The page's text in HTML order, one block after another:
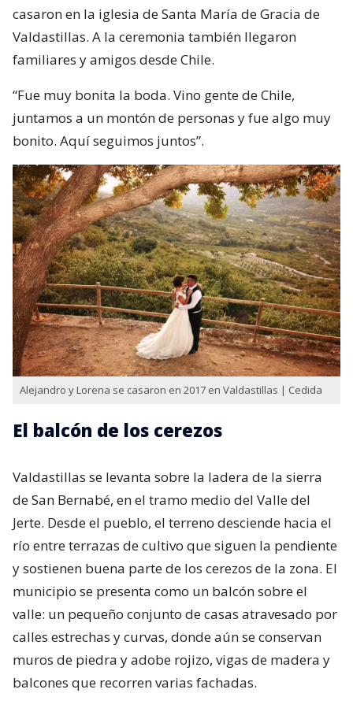
casaron en la iglesia de Santa María de Gracia de
Valdastillas. A la ceremonia también llegaron
familiares y amigos desde Chile.
“Fue muy bonita la boda. Vino gente de Chile,
juntamos a un montón de personas y fue algo muy
bonito. Aquí seguimos juntos”.
Alejandro y Lorena se casaron en 2017 en Valdastillas | Cedida
El balcón de los cerezos
Valdastillas se levanta sobre la ladera de la sierra
de San Bernabé, en el tramo medio del Valle del
Jerte. Desde el pueblo, el terreno desciende hacia el
río entre terrazas de cultivo que siguen la pendiente
y sostienen buena parte de los cerezos de la zona. El
municipio se presenta como un balcón sobre el
valle: un pequeño conjunto de casas atravesado por
calles estrechas y curvas, donde aún se conservan
muros de piedra y adobe rojizo, vigas de madera y
balcones que recorren varias fachadas.